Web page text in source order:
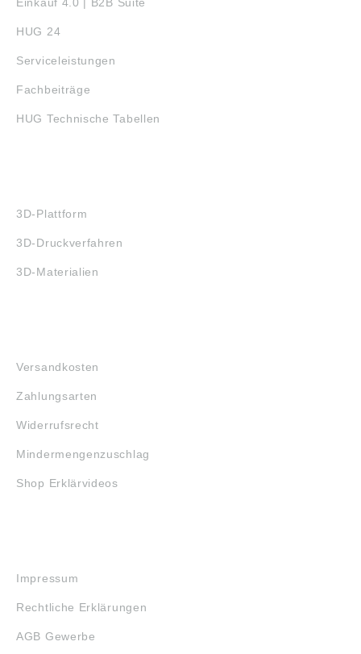
HUG 24
Serviceleistungen
Fachbeiträge
HUG Technische Tabellen
3D-Plattform
3D-Druckverfahren
3D-Materialien
Versandkosten
Zahlungsarten
Widerrufsrecht
Mindermengenzuschlag
Shop Erklärvideos
Impressum
Rechtliche Erklärungen
AGB Gewerbe